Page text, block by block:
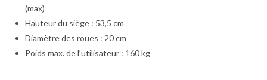
(max)
Hauteur du siège : 53,5 cm
Diamètre des roues : 20 cm
Poids max. de l’utilisateur : 160 kg